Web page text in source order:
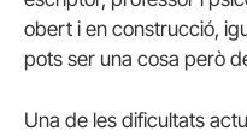
obert i en construcció,
pots ser una cosa però
Una de les dificultats